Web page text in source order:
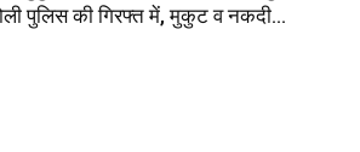
पुलिस की गिरफ्त में, मुकुट व नकदी...